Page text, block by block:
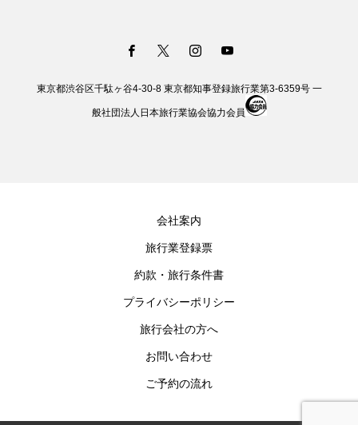
東京都渋谷区千駄ヶ谷4-30-8 東京都知事登録旅行業第3-6359号 一
般社団法人日本旅行業協会協力会員
会社案内
旅行業登録票
約款・旅行条件書
プライバシーポリシー
旅行会社の方へ
お問い合わせ
ご予約の流れ